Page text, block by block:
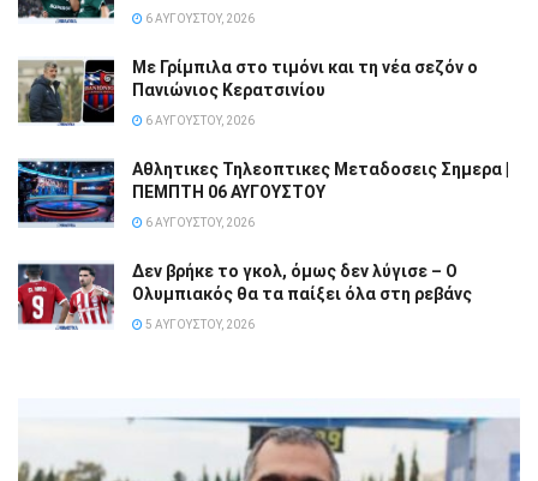
6 ΑΥΓΟΎΣΤΟΥ, 2026
Με Γρίμπιλα στο τιμόνι και τη νέα σεζόν ο
Πανιώνιος Κερατσινίου
6 ΑΥΓΟΎΣΤΟΥ, 2026
Αθλητικες Τηλεοπτικες Μεταδοσεις Σημερα |
ΠΕΜΠΤΗ 06 ΑΥΓΟΥΣΤΟΥ
6 ΑΥΓΟΎΣΤΟΥ, 2026
Δεν βρήκε το γκολ, όμως δεν λύγισε – Ο
Ολυμπιακός θα τα παίξει όλα στη ρεβάνς
5 ΑΥΓΟΎΣΤΟΥ, 2026